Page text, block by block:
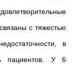
с тяжестью
в
пациентов. У 6